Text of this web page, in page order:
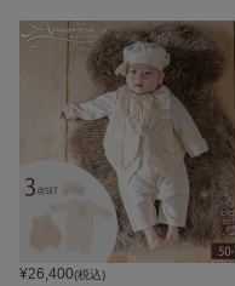
¥26,400(税込)